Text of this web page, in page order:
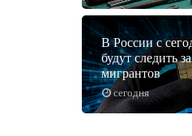
сегодня
В России с
будут следить
мигрантов